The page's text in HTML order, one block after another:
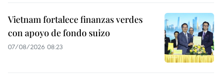
Vietnam fortalece finanzas verdes
con apoyo de fondo suizo
07/08/2026 08:23